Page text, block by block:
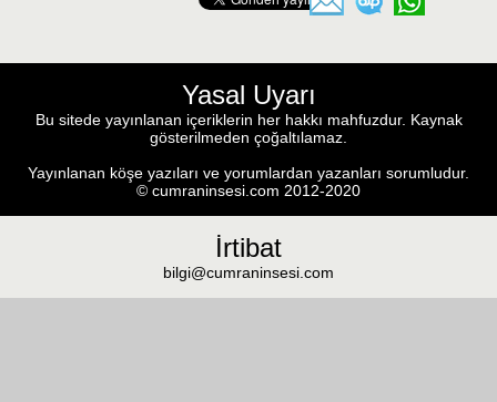
Yasal Uyarı
Bu sitede yayınlanan içeriklerin her hakkı mahfuzdur. Kaynak
gösterilmeden çoğaltılamaz.
Yayınlanan köşe yazıları ve yorumlardan yazanları sorumludur.
© cumraninsesi.com 2012-2020
İrtibat
bilgi@cumraninsesi.com